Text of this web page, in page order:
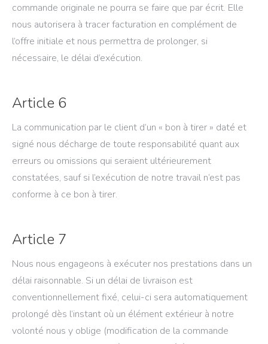
commande originale ne pourra se faire que par écrit. Elle
nous autorisera à tracer facturation en complément de
l’offre initiale et nous permettra de prolonger, si
nécessaire, le délai d’exécution.
Article 6
La communication par le client d’un « bon à tirer » daté et
signé nous décharge de toute responsabilité quant aux
erreurs ou omissions qui seraient ultérieurement
constatées, sauf si l’exécution de notre travail n’est pas
conforme à ce bon à tirer.
Article 7
Nous nous engageons à exécuter nos prestations dans un
délai raisonnable. Si un délai de livraison est
conventionnellement fixé, celui-ci sera automatiquement
prolongé dès l’instant où un élément extérieur à notre
volonté nous y oblige (modification de la commande